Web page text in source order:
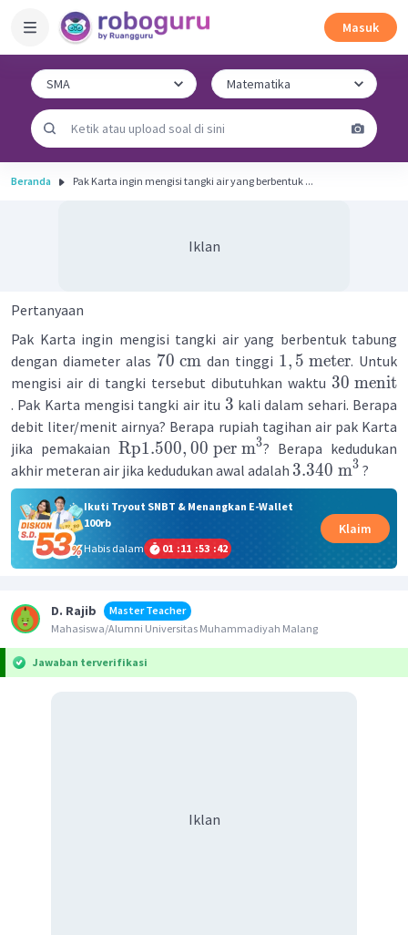
Masuk
Beranda Pak Karta ingin mengisi tangki air yang berbentuk ...
Iklan
Pertanyaan
Pak Karta ingin mengisi tangki air yang berbentuk tabung
dengan diameter alas 70 cmdan tinggi 1, 5 meter. Untuk
mengisi air di tangki tersebut dibutuhkan waktu 30 menit
. Pak Karta mengisi tangki air itu 3 kali dalam sehari. Berapa
debit liter/menit airnya? Berapa rupiah tagihan air pak Karta
jika pemakaianRp1.500, 00 per m3? Berapa kedudukan
akhir meteran air jika kedudukan awal adalah 3.340 m3 ?
Ikuti Tryout SNBT & Menangkan E-Wallet
100rb
Habis dalam
01 :11 :53 :42
Klaim
D. Rajib
Master Teacher
Mahasiswa/Alumni Universitas Muhammadiyah Malang
Jawaban terverifikasi
Iklan